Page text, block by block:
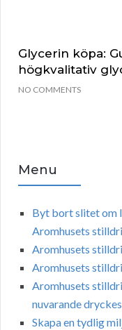
Glycerin köpa:
högkvalitativ
NO COMMENTS
Menu
Byt bort slitet om
Aromhusets
Aromhusets
Aromhusets
Aromhusets
nuvarande
Skapa en tydlig